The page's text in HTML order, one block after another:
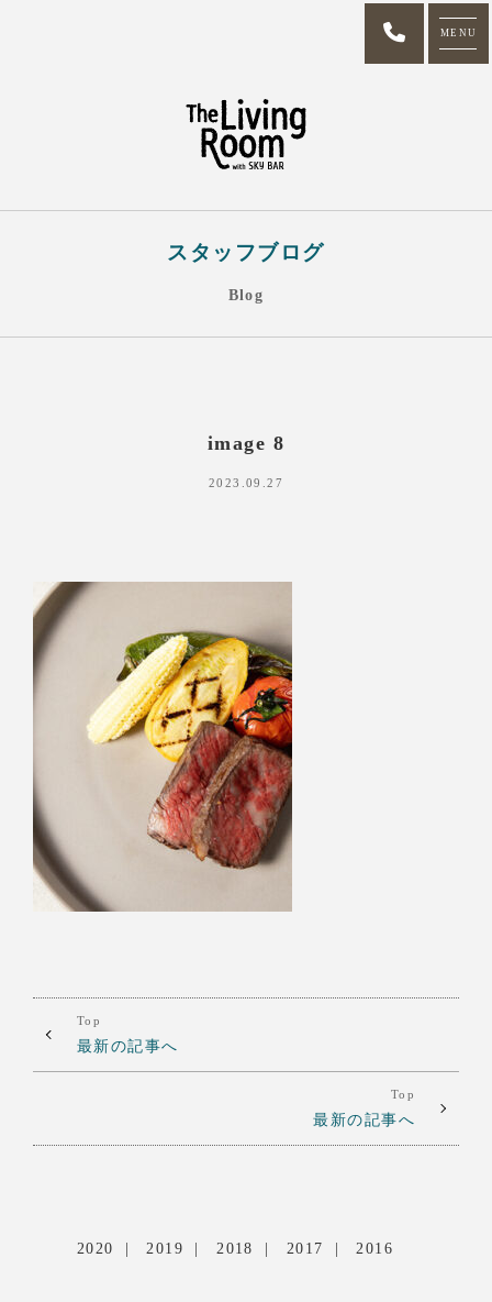
MENU
スタッフブログ
Blog
image 8
2023.09.27
Top
最新の記事へ
Top
最新の記事へ
2020 2019 2018 2017 2016